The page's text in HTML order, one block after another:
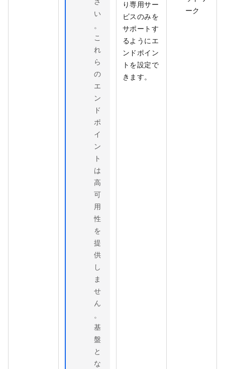
ーク
い
。
こ
れ
ら
の
エ
ン
ド
ポ
イ
ン
ト
は
高
可
用
性
を
提
供
し
ま
せ
ん
。
基
盤
と
な
り専用サー
ビスのみを
サポートす
るようにエ
ンドポイン
トを設定で
きます。